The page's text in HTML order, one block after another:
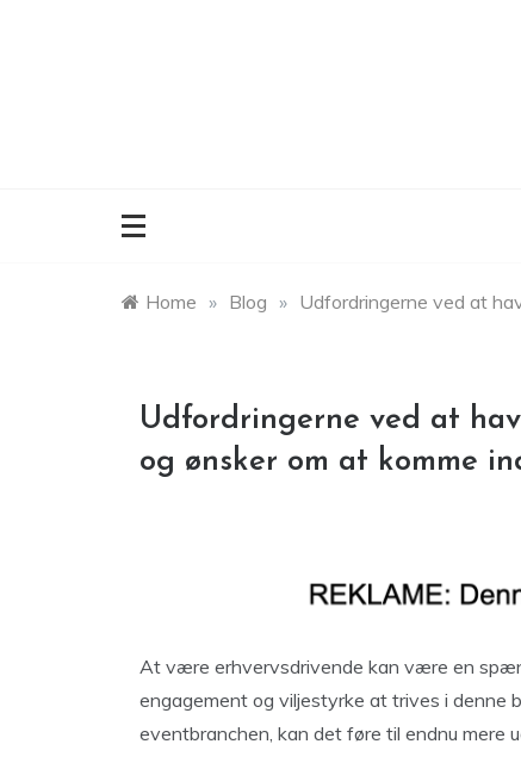
Home » Blog » Udfordringerne ved at
Udfordringerne ved at
og ønsker om at komme
At være erhvervsdrivende kan være en
engagement og viljestyrke at trives i denne
eventbranchen, kan det føre til endnu mere